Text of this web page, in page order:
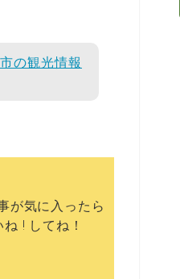
の観光情報
が気に入ったら
ね ! してね！